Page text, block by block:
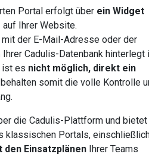
Portal erfolgt über ein Widget
auf Ihrer Website.
der E-Mail-Adresse oder der
Ihrer Cadulis-Datenbank hinterlegt
ist es nicht möglich, direkt ein
somit die volle Kontrolle
die Cadulis-Plattform und bietet
klassischen Portals,
Einsatzplänen Ihrer Teams